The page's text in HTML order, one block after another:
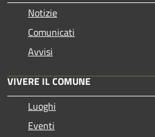
Notizie
Comunicati
Avvisi
VIVERE IL COMUNE
Luoghi
Eventi